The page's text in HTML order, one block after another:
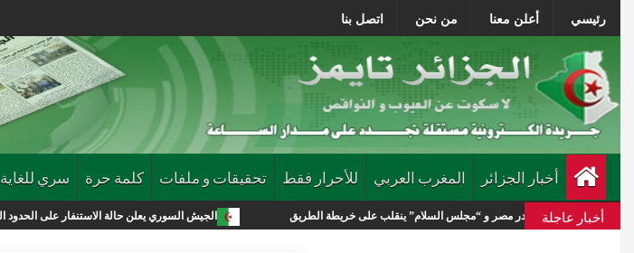
رئيسي أعلن معنا من نحن اتصل بنا
أخبار الجزائر المغرب العربي للأحرار فقط تحقيقات و ملفات كلمة حرة سري للغاية
أخبار عاجلة الجيش السوري يعلن حالة الاستنفار على الحدود العراقية يغادر مصر و “مجلس السلام” ينقلب على خريطة الطريق